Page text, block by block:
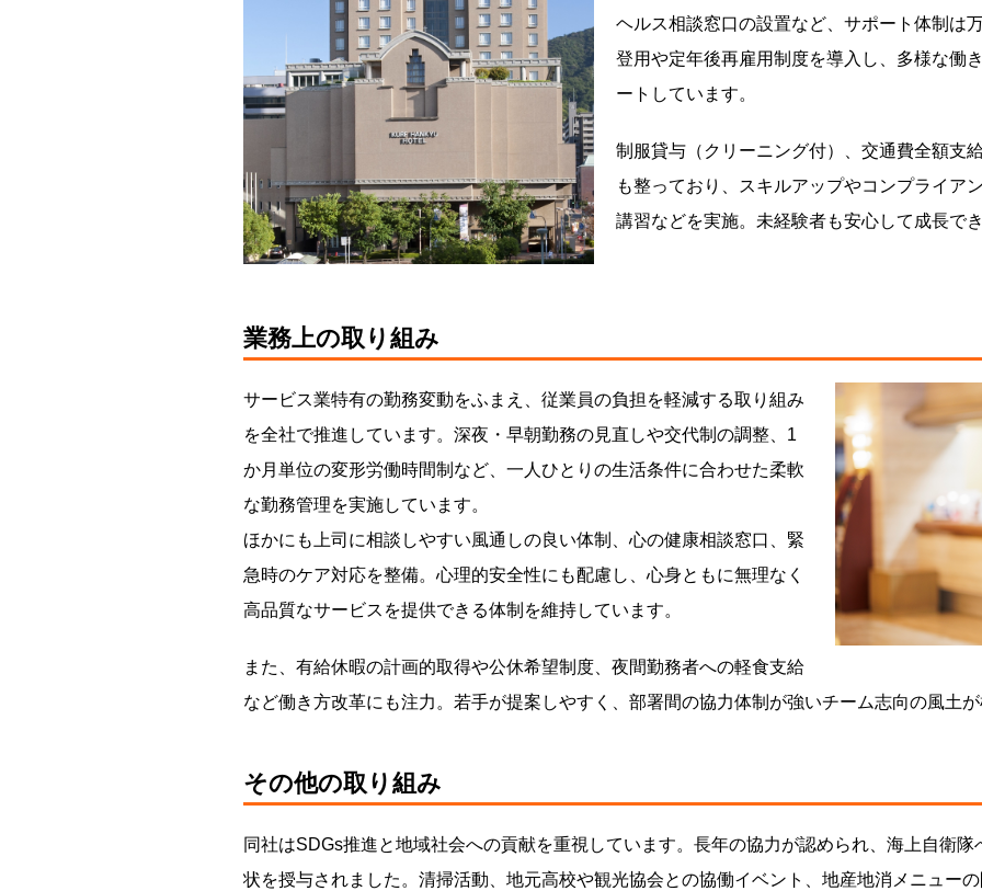
ヘルス相談窓口の設置など、サポート体制は
登用や定年後再雇用制度を導入し、多様な働
ートしています。
制服貸与（クリーニング付）、交通費全額支
も整っており、スキルアップやコンプライア
講習などを実施。未経験者も安心して成長で
業務上の取り組み
サービス業特有の勤務変動をふまえ、従業員の負担を軽減する取り組み
を全社で推進しています。深夜・早朝勤務の見直しや交代制の調整、1
か月単位の変形労働時間制など、一人ひとりの生活条件に合わせた柔軟
な勤務管理を実施しています。
ほかにも上司に相談しやすい風通しの良い体制、心の健康相談窓口、緊
急時のケア対応を整備。心理的安全性にも配慮し、心身ともに無理なく
高品質なサービスを提供できる体制を維持しています。
また、有給休暇の計画的取得や公休希望制度、夜間勤務者への軽食支給
など働き方改革にも注力。若手が提案しやすく、部署間の協力体制が強いチーム志向の風土
その他の取り組み
同社はSDGs推進と地域社会への貢献を重視しています。長年の協力が認められ、海上自衛
状を授与されました。清掃活動、地元高校や観光協会との協働イベント、地産地消メニュー